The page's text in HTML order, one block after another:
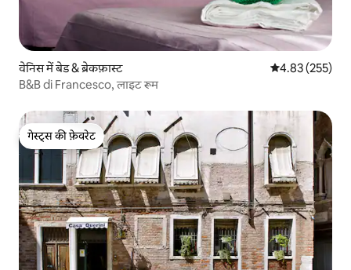
वेनिस में बेड & ब्रेकफ़ास्ट औसत रेटिंग 5 में से
4.83 (255)
B&B di Francesco, लाइट रूम
गेस्ट्स की फ़ेवरेट
गेस्ट्स की फ़ेवरेट